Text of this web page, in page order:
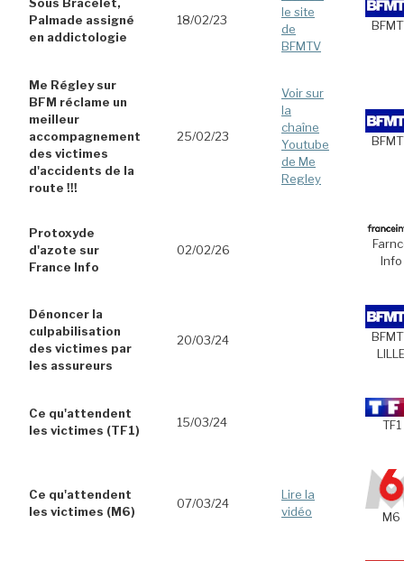
Sous Bracelet,
Palmade assigné
en addictologie
18/02/23
le site
de
BFMTV
Me Régley sur
BFM réclame un
meilleur
accompagnement
des victimes
d'accidents de la
route !!!
25/02/23
Voir sur
la
chaîne
Youtube
de Me
Regley
Protoxyde
d'azote sur
France Info
02/02/26
Info
Dénoncer la
culpabilisation
des victimes par
les assureurs
20/03/24
Ce qu'attendent
les victimes (TF1)
15/03/24 TF1
Ce qu'attendent
les victimes (M6)
07/03/24
Lire la
vidéo
M6